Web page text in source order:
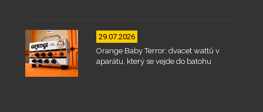
29.07.2026
Orange Baby Terror: dvacet wattů v
aparátu, který se vejde do batohu